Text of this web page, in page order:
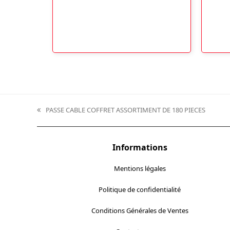
la
26,90 €
previous
post:
PASSE CABLE COFFRET ASSORTIMENT DE 180 PIECES
Informations
Mentions légales
Politique de confidentialité
Conditions Générales de Ventes